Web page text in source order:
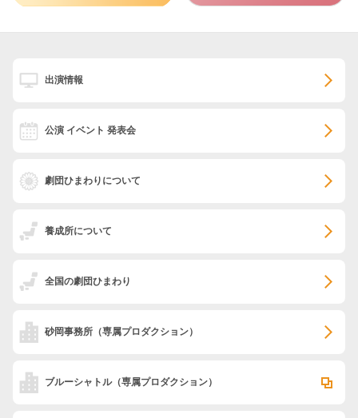
出演情報
公演 イベント 発表会
劇団ひまわりについて
養成所について
全国の劇団ひまわり
砂岡事務所 （専属プロダクション）
ブルーシャトル（専属プロダクション）